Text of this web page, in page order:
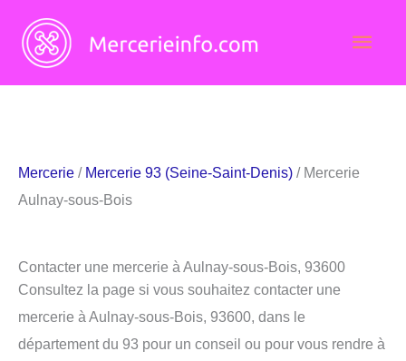
contenu
Mercerie / Mercerie 93 (Seine-Saint-Denis) / Mercerie
Aulnay-sous-Bois
Contacter une mercerie à Aulnay-sous-Bois, 93600
Consultez la page si vous souhaitez contacter une
mercerie à Aulnay-sous-Bois, 93600, dans le
département du 93 pour un conseil ou pour vous rendre à